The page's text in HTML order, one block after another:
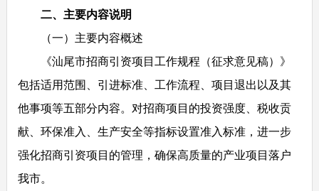
二、主要内容说明
（一）主要内容概述
《汕尾市招商引资项目工作规程（征求意见稿）》
包括适用范围、引进标准、工作流程、项目退出以及其
他事项等五部分内容。对招商项目的投资强度、税收贡
献、环保准入、生产安全等指标设置准入标准，进一步
强化招商引资项目的管理，确保高质量的产业项目落户
我市。